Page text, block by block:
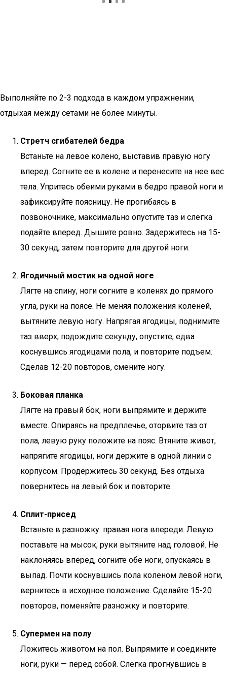
Выполняйте по 2-3 подхода в каждом упражнении,
отдыхая между сетами не более минуты.
Стретч сгибателей бедра
Встаньте на левое колено, выставив правую ногу
вперед. Согните ее в колене и перенесите на нее вес
тела. Упритесь обеими руками в бедро правой ноги и
зафиксируйте поясницу. Не прогибаясь в
позвоночнике, максимально опустите таз и слегка
подайте вперед. Дышите ровно. Задержитесь на 15-
30 секунд, затем повторите для другой ноги.
Ягодичный мостик на одной ноге
Лягте на спину, ноги согните в коленях до прямого
угла, руки на поясе. Не меняя положения коленей,
вытяните левую ногу. Напрягая ягодицы, поднимите
таз вверх, подождите секунду, опустите, едва
коснувшись ягодицами пола, и повторите подъем.
Сделав 12-20 повторов, смените ногу.
Боковая планка
Лягте на правый бок, ноги выпрямите и держите
вместе. Опираясь на предплечье, оторвите таз от
пола, левую руку положите на пояс. Втяните живот,
напрягите ягодицы, ноги держите в одной линии с
корпусом. Продержитесь 30 секунд. Без отдыха
повернитесь на левый бок и повторите.
Сплит-присед
Встаньте в разножку: правая нога впереди. Левую
поставьте на мысок, руки вытяните над головой. Не
наклоняясь вперед, согните обе ноги, опускаясь в
выпад. Почти коснувшись пола коленом левой ноги,
вернитесь в исходное положение. Сделайте 15-20
повторов, поменяйте разножку и повторите.
Супермен на полу
Ложитесь животом на пол. Выпрямите и соедините
ноги, руки — перед собой. Слегка прогнувшись в